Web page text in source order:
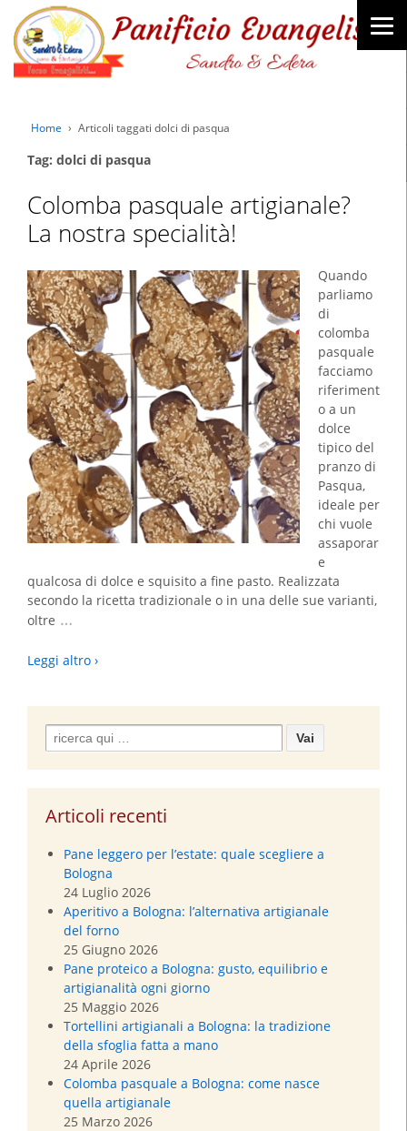
Home › Articoli taggati dolci di pasqua
Tag: dolci di pasqua
Colomba pasquale artigianale?
La nostra specialità!
Quando
parliamo
di
colomba
pasquale
facciamo
riferiment
o a un
dolce
tipico del
pranzo di
Pasqua,
ideale per
chi vuole
assaporar
e
qualcosa di dolce e squisito a fine pasto. Realizzata
secondo la ricetta tradizionale o in una delle sue varianti,
oltre …
Leggi altro ›
Search
for:
Articoli recenti
Pane leggero per l’estate: quale scegliere a
Bologna
24 Luglio 2026
Aperitivo a Bologna: l’alternativa artigianale
del forno
25 Giugno 2026
Pane proteico a Bologna: gusto, equilibrio e
artigianalità ogni giorno
25 Maggio 2026
Tortellini artigianali a Bologna: la tradizione
della sfoglia fatta a mano
24 Aprile 2026
Colomba pasquale a Bologna: come nasce
quella artigianale
25 Marzo 2026